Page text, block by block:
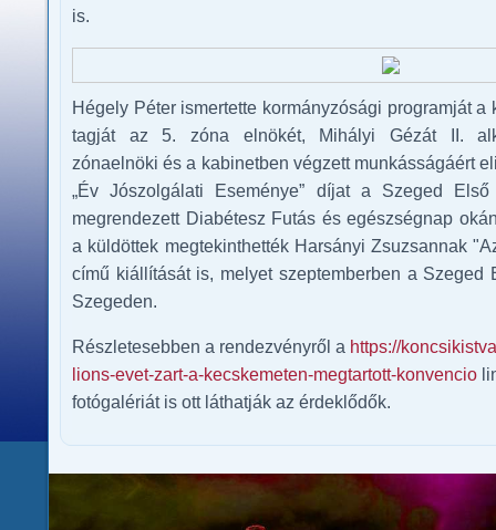
is.
Hégely Péter ismertette kormányzósági programját
tagját az 5. zóna elnökét, Mihályi Gézát II.
zónaelnöki és a kabinetben végzett munkásságáért
„Év Jószolgálati Eseménye” díjat a Szeged
megrendezett Diabétesz Futás és egészségnap
a küldöttek megtekinthették Harsányi Zsuzsannak
című kiállítását is, melyet szeptemberben a Szeged
Szegeden.
Részletesebben a rendezvényről a https://
lions-evet-zart-a-kecskemeten-megtartott-konvencio
fotógalériát is ott láthatják az érdeklődők.